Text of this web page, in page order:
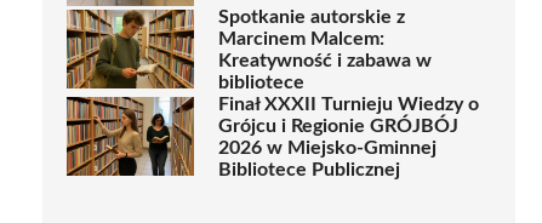
Spotkanie autorskie z
Marcinem Malcem:
Kreatywność i zabawa w
bibliotece
Finał XXXII Turnieju Wiedzy o
Grójcu i Regionie GRÓJBÓJ
2026 w Miejsko-Gminnej
Bibliotece Publicznej